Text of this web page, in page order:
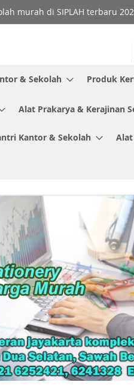
murah di SIPLAH terbaru
& Sekolah Produk
Alat Prakarya & Kerajinan
Kantor & Sekolah